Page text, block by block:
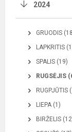
2024
GRUODIS
LAPKRITIS
SPALIS (19)
RUGSĖJIS
RUGPJŪTIS
LIEPA (1)
BIRŽELIS